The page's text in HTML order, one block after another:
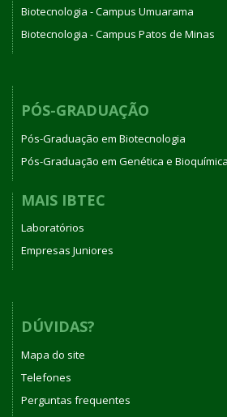
Biotecnologia - Campus Umuarama
Biotecnologia - Campus Patos de Minas
PÓS-GRADUAÇÃO
Pós-Graduação em Biotecnologia
Pós-Graduação em Genética e Bioquímica
MAIS IBTEC
Laboratórios
Empresas Juniores
DÚVIDAS?
Mapa do site
Telefones
Perguntas frequentes